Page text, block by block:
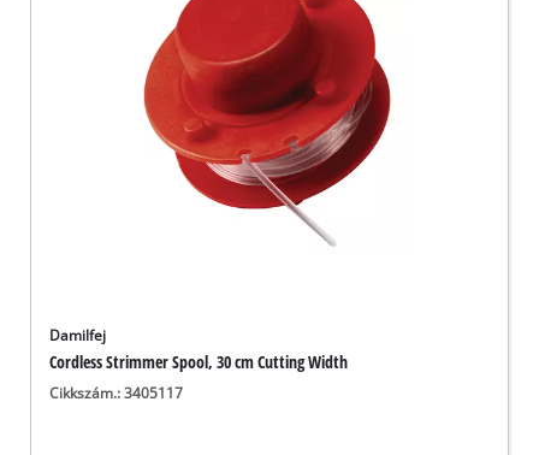
Damilfej
Cordless Strimmer Spool, 30 cm Cutting Width
Cikkszám.: 3405117